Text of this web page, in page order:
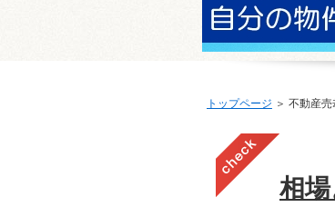
トップページ ＞ 不動産
相